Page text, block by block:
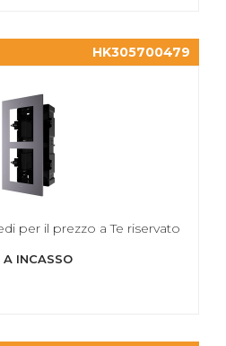
HK305700479
per il prezzo a Te riservato
INCASSO